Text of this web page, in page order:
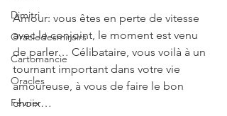
Dimitri
Oracledesmiroirs
Cartomancie
Oracles
Février
Amour: vous êtes en perte de vitesse
avec le conjoint, le moment est venu
de parler… Célibataire, vous voilà à un
tournant important dans votre vie
amoureuse, à vous de faire le bon
choix…